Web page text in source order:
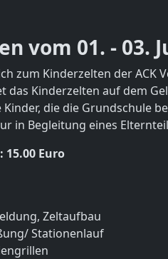
vom 01. - 03.
zum Kinderzelten der ACK
das Kinderzelten auf dem
die die Grundschule
in Begleitung eines
Euro
Zeltaufbau